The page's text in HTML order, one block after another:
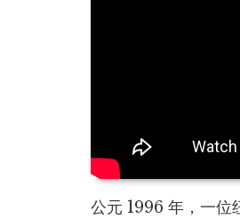
公元 1996 年，一位